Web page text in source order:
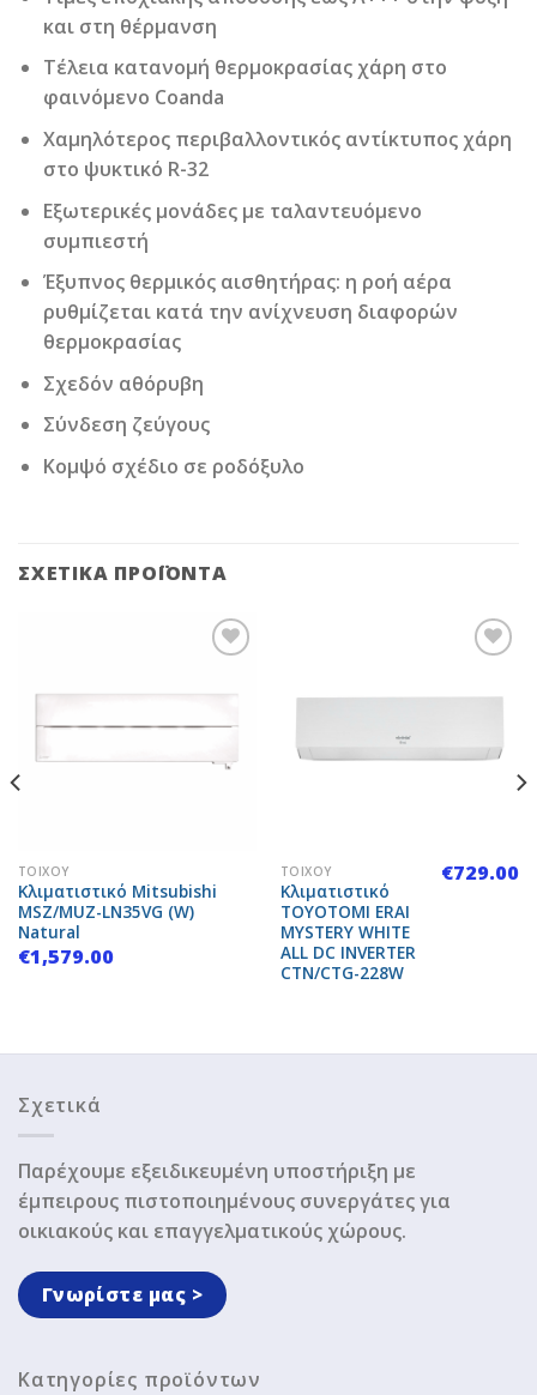
και στη θέρμανση
Τέλεια κατανομή θερμοκρασίας χάρη στο
φαινόμενο Coanda
Χαμηλότερος περιβαλλοντικός αντίκτυπος χάρη
στο ψυκτικό R-32
Εξωτερικές μονάδες με ταλαντευόμενο
συμπιεστή
Έξυπνος θερμικός αισθητήρας: η ροή αέρα
ρυθμίζεται κατά την ανίχνευση διαφορών
θερμοκρασίας
Σχεδόν αθόρυβη
Σύνδεση ζεύγους
Κομψό σχέδιο σε ροδόξυλο
ΣΧΕΤΙΚΆ ΠΡΟΪΌΝΤΑ
Add to
ΤΟΊΧΟΥ
Κλιματιστικό Mitsubishi
MSZ/MUZ-LN35VG (W)
Natural
€1,579.00
Wishlist
ΤΟΊΧΟΥ
Κλιματιστικό
TOYOTOMI ERAI
MYSTERY WHITE
ALL DC INVERTER
CTN/CTG-228W
€729.00
Σχετικά
Παρέχουμε εξειδικευμένη υποστήριξη με
έμπειρους πιστοποιημένους συνεργάτες για
οικιακούς και επαγγελματικούς χώρους.
Γνωρίστε μας >
Κατηγορίες προϊόντων